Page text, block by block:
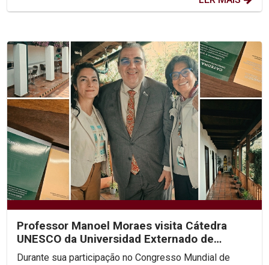
Professor Manoel Moraes visita Cátedra
UNESCO da Universidad Externado de
Colombia
Durante sua participação no Congresso Mundial de